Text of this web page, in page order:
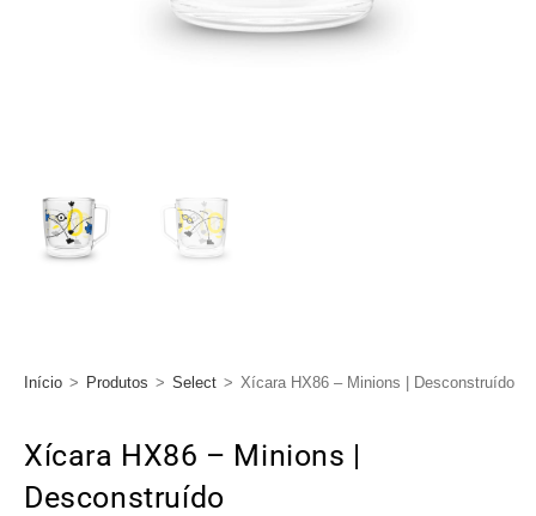
Início > Produtos > Select > Xícara HX86 – Minions | Desconstruído
Xícara HX86 – Minions |
Desconstruído